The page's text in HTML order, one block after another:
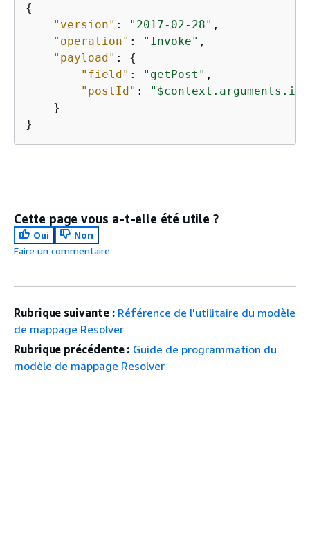
{
"version" : "2017-02-28" ,
"operation" : "Invoke" ,
"payload" : {
"field" : "getPost" ,
"postId" : "$context.arguments.id"
    }
}
Cette page vous a-t-elle été utile ?
Oui
Non
Faire un commentaire
Rubrique suivante : Référence de l'utilitaire du modèle
de mappage Resolver
Rubrique précédente : Guide de programmation du
modèle de mappage Resolver